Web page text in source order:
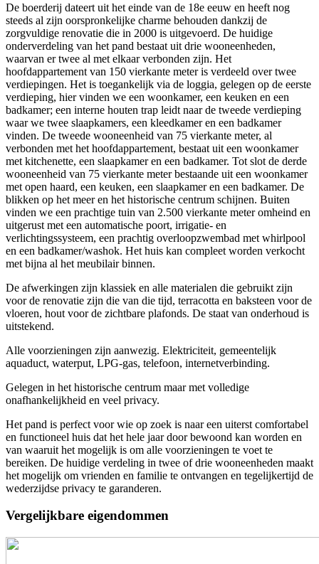
De boerderij dateert uit het einde van de 18e eeuw en heeft nog
steeds al zijn oorspronkelijke charme behouden dankzij de
zorgvuldige renovatie die in 2000 is uitgevoerd. De huidige
onderverdeling van het pand bestaat uit drie wooneenheden,
waarvan er twee al met elkaar verbonden zijn. Het
hoofdappartement van 150 vierkante meter is verdeeld over twee
verdiepingen. Het is toegankelijk via de loggia, gelegen op de eerste
verdieping, hier vinden we een woonkamer, een keuken en een
badkamer; een interne houten trap leidt naar de tweede verdieping
waar we twee slaapkamers, een kleedkamer en een badkamer
vinden. De tweede wooneenheid van 75 vierkante meter, al
verbonden met het hoofdappartement, bestaat uit een woonkamer
met kitchenette, een slaapkamer en een badkamer. Tot slot de derde
wooneenheid van 75 vierkante meter bestaande uit een woonkamer
met open haard, een keuken, een slaapkamer en een badkamer. De
blikken op het meer en het historische centrum schijnen. Buiten
vinden we een prachtige tuin van 2.500 vierkante meter omheind en
uitgerust met een automatische poort, irrigatie- en
verlichtingssysteem, een prachtig overloopzwembad met whirlpool
en een badkamer/washok. Het huis kan compleet worden verkocht
met bijna al het meubilair binnen.
De afwerkingen zijn klassiek en alle materialen die gebruikt zijn
voor de renovatie zijn die van die tijd, terracotta en baksteen voor de
vloeren, hout voor de zichtbare plafonds. De staat van onderhoud is
uitstekend.
Alle voorzieningen zijn aanwezig. Elektriciteit, gemeentelijk
aquaduct, waterput, LPG-gas, telefoon, internetverbinding.
Gelegen in het historische centrum maar met volledige
onafhankelijkheid en veel privacy.
Het pand is perfect voor wie op zoek is naar een uiterst comfortabel
en functioneel huis dat het hele jaar door bewoond kan worden en
van waaruit het mogelijk is om alle voorzieningen te voet te
bereiken. De huidige verdeling in twee of drie wooneenheden maakt
het mogelijk om vrienden en familie te ontvangen en tegelijkertijd de
wederzijdse privacy te garanderen.
Vergelijkbare eigendommen